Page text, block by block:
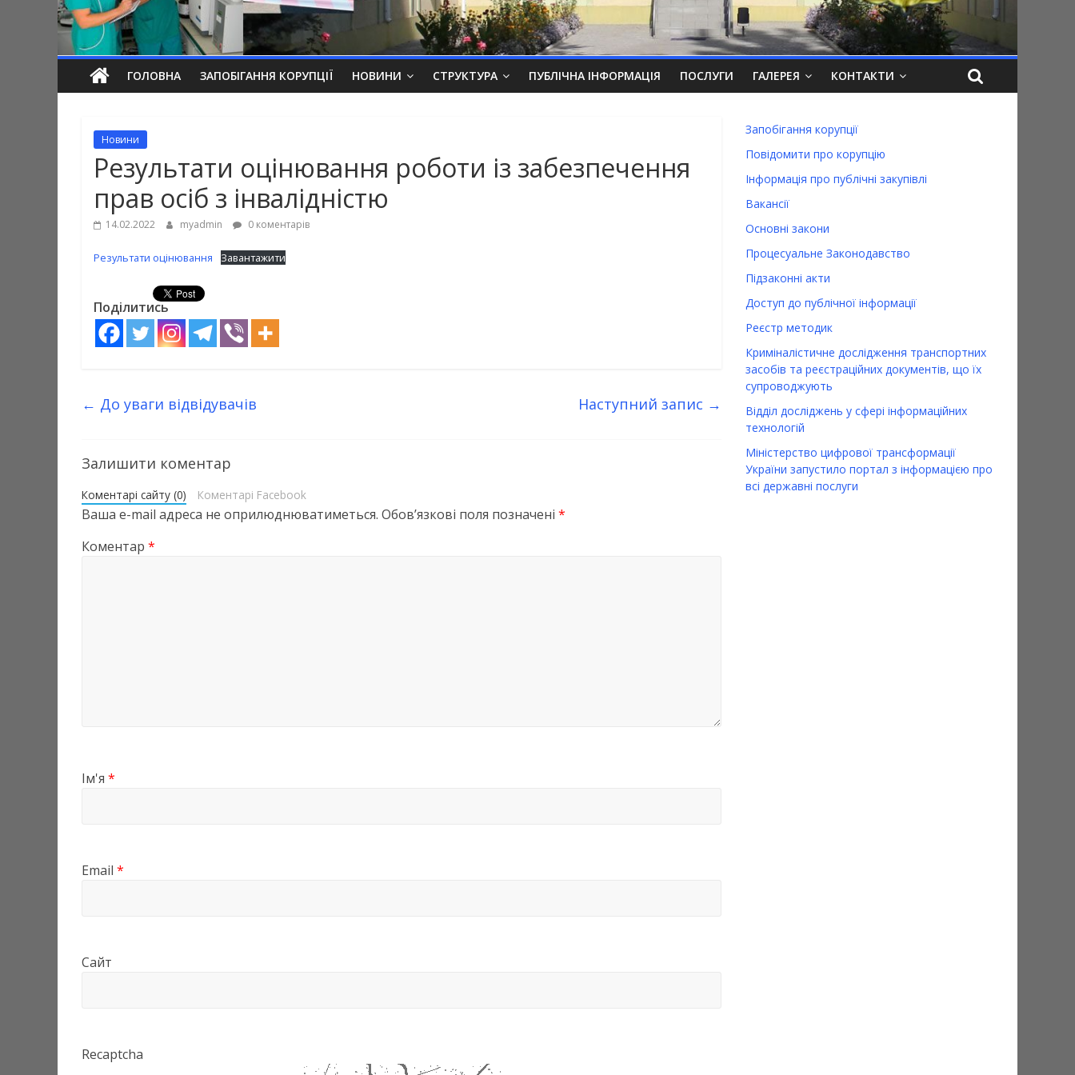
ГОЛОВНА ЗАПОБІГАННЯ КОРУПЦІЇ НОВИНИ СТРУКТУРА ПУБЛІЧНА ІНФОРМАЦІЯ ПОСЛУГИ ГАЛЕРЕЯ КОНТАКТИ
Новини
Результати оцінювання роботи із забезпечення
прав осіб з інвалідністю
14.02.2022 myadmin 0 коментарів
Результати оцінювання Завантажити
Поділитись
← До уваги відвідувачів Наступний запис →
Залишити коментар
Коментарі сайту (0) Коментарі Facebook
Ваша e-mail адреса не оприлюднюватиметься. Обов’язкові поля позначені *
Коментар *
Ім'я *
Email *
Сайт
Recaptcha
Запобігання корупції
Повідомити про корупцію
Інформація про публічні закупівлі
Вакансії
Основні закони
Процесуальне Законодавство
Підзаконні акти
Доступ до публічної інформації
Реєстр методик
Криміналістичне дослідження транспортних
засобів та реєстраційних документів, що їх
супроводжують
Відділ досліджень у сфері інформаційних
технологій
Міністерство цифрової трансформації
України запустило портал з інформацією про
всі державні послуги